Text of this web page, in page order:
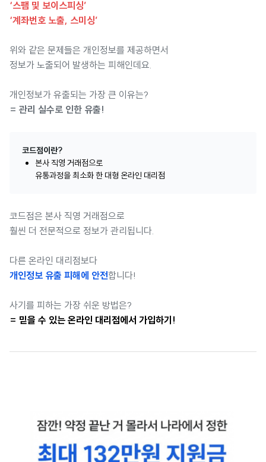
‘스팸 및 보이스피싱’
‘계좌번호 노출, 스미싱’
위와 같은 문제들은 개인정보를 제공하면서
정보가 노출되어 발생하는 피해인데요.
개인정보가 유출되는 가장 큰 이유는?
= 관리 실수로 인한 유출!
코드점이란?
본사 직영 거래점으로
유통과정을 최소화 한 대형 온라인 대리점
코드점은 본사 직영 거래점으로
훨씬 더 전문적으로 정보가 관리됩니다.
다른 온라인 대리점보다
개인정보 유출 피해에 안전합니다!
사기를 피하는 가장 쉬운 방법은?
= 믿을 수 있는 온라인 대리점에서 가입하기!